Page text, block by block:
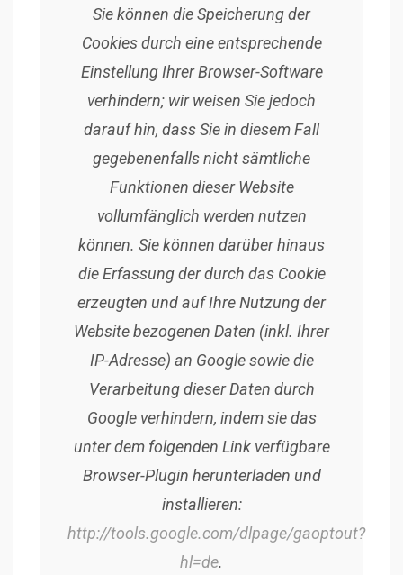
Sie können die Speicherung der
Cookies durch eine entsprechende
Einstellung Ihrer Browser-Software
verhindern; wir weisen Sie jedoch
darauf hin, dass Sie in diesem Fall
gegebenenfalls nicht sämtliche
Funktionen dieser Website
vollumfänglich werden nutzen
können. Sie können darüber hinaus
die Erfassung der durch das Cookie
erzeugten und auf Ihre Nutzung der
Website bezogenen Daten (inkl. Ihrer
IP-Adresse) an Google sowie die
Verarbeitung dieser Daten durch
Google verhindern, indem sie das
unter dem folgenden Link verfügbare
Browser-Plugin herunterladen und
installieren:
http://tools.google.com/dlpage/gaoptout?
hl=de.